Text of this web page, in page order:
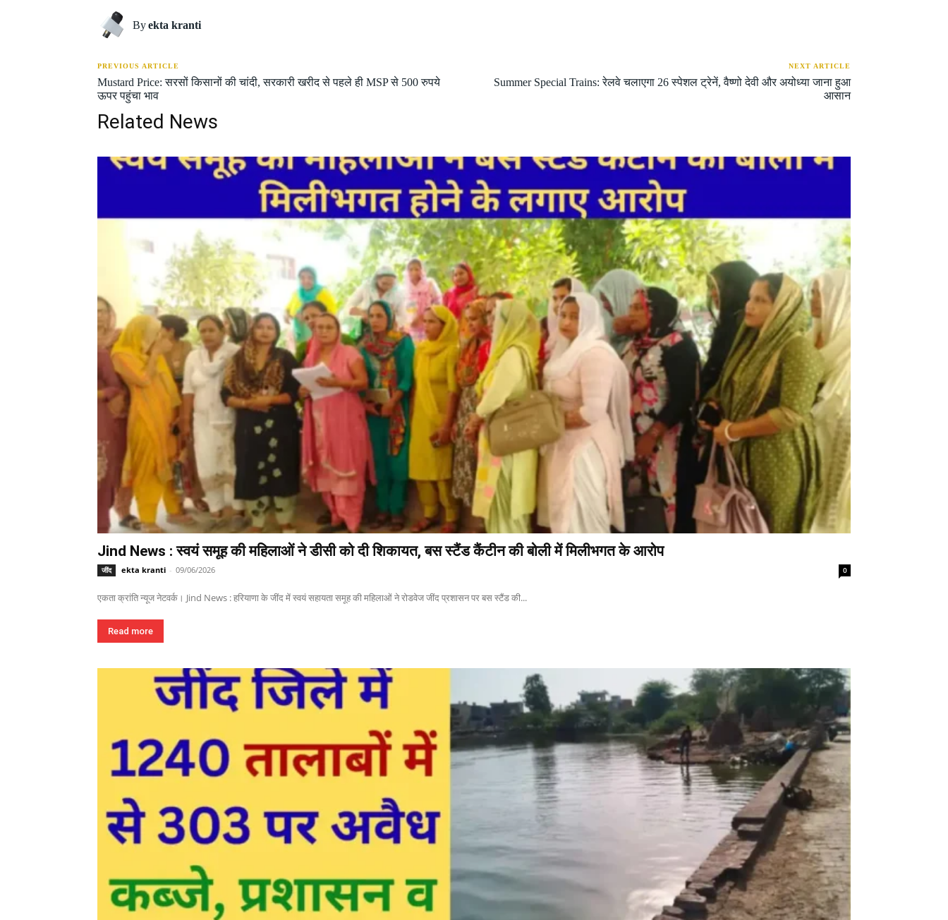
Byekta kranti
PREVIOUS ARTICLE
Mustard Price: सरसों किसानों की चांदी, सरकारी खरीद से पहले ही MSP से 500 रुपये
ऊपर पहुंचा भाव
NEXT ARTICLE
Summer Special Trains: रेलवे चलाएगा 26 स्पेशल ट्रेनें, वैष्णो देवी और अयोध्या जाना हुआ
आसान
Related News
Jind News : स्वयं समूह की महिलाओं ने डीसी को दी शिकायत, बस स्टैंड कैंटीन की बोली में मिलीभगत के आरोप
जींद ekta kranti - 09/06/2026 0
एकता क्रांति न्यूज नेटवर्क। Jind News : हरियाणा के जींद में स्वयं सहायता समूह की महिलाओं ने रोडवेज जींद प्रशासन पर बस स्टैंड की...
Read more